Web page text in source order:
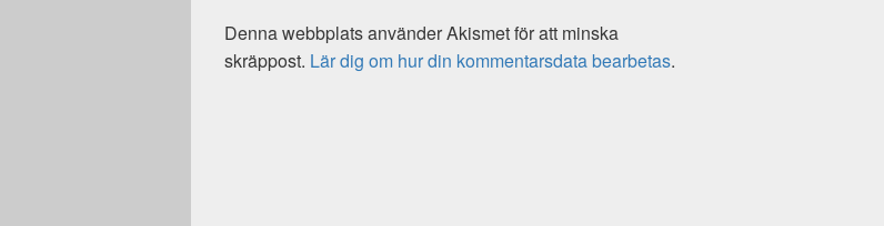
Denna webbplats använder Akismet för att minska
skräppost. Lär dig om hur din kommentarsdata bearbetas.